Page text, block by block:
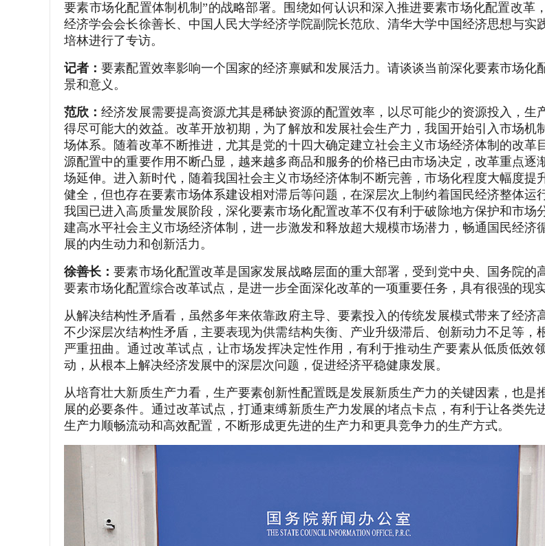
要素市场化配置体制机制”的战略部署。围绕如何认识和深入推进要素市场化配置改革
经济学会会长徐善长、中国人民大学经济学院副院长范欣、清华大学中国经济思想与实
培林进行了专访。
记者：要素配置效率影响一个国家的经济禀赋和发展活力。请谈谈当前深化要素市场化
景和意义。
范欣：经济发展需要提高资源尤其是稀缺资源的配置效率，以尽可能少的资源投入，生
得尽可能大的效益。改革开放初期，为了解放和发展社会生产力，我国开始引入市场机
场体系。随着改革不断推进，尤其是党的十四大确定建立社会主义市场经济体制的改革
源配置中的重要作用不断凸显，越来越多商品和服务的价格已由市场决定，改革重点逐
场延伸。进入新时代，随着我国社会主义市场经济体制不断完善，市场化程度大幅度提
健全，但也存在要素市场体系建设相对滞后等问题，在深层次上制约着国民经济整体运
我国已进入高质量发展阶段，深化要素市场化配置改革不仅有利于破除地方保护和市场
建高水平社会主义市场经济体制，进一步激发和释放超大规模市场潜力，畅通国民经济
展的内生动力和创新活力。
徐善长：要素市场化配置改革是国家发展战略层面的重大部署，受到党中央、国务院的
要素市场化配置综合改革试点，是进一步全面深化改革的一项重要任务，具有很强的现实
从解决结构性矛盾看，虽然多年来依靠政府主导、要素投入的传统发展模式带来了经济
不少深层次结构性矛盾，主要表现为供需结构失衡、产业升级滞后、创新动力不足等，
严重扭曲。通过改革试点，让市场发挥决定性作用，有利于推动生产要素从低质低效
动，从根本上解决经济发展中的深层次问题，促进经济平稳健康发展。
从培育壮大新质生产力看，生产要素创新性配置既是发展新质生产力的关键因素，也是
展的必要条件。通过改革试点，打通束缚新质生产力发展的堵点卡点，有利于让各类先
生产力顺畅流动和高效配置，不断形成更先进的生产力和更具竞争力的生产方式。